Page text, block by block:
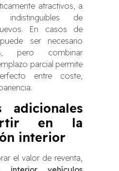
atractivos, a
de
En casos de
ser necesario
pero combinar
parcial permite
entre coste,
adicionales
en la
interior
el valor de reventa,